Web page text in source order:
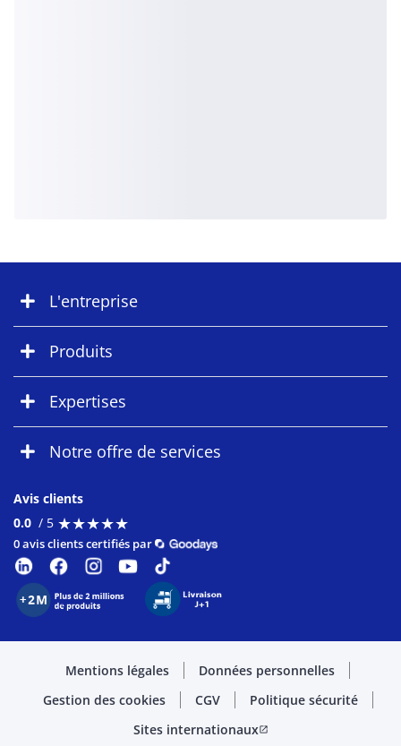
L'entreprise
Produits
Expertises
Notre offre de services
Avis clients
0.0 / 5 ★★★★★
★★★★★
0 avis clients certifiés par
Mentions légales
Données personnelles
Gestion des cookies
CGV
Politique sécurité
Sites internationauxopen_in_new